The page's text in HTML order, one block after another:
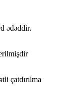
ədəddir.
çatdırılma